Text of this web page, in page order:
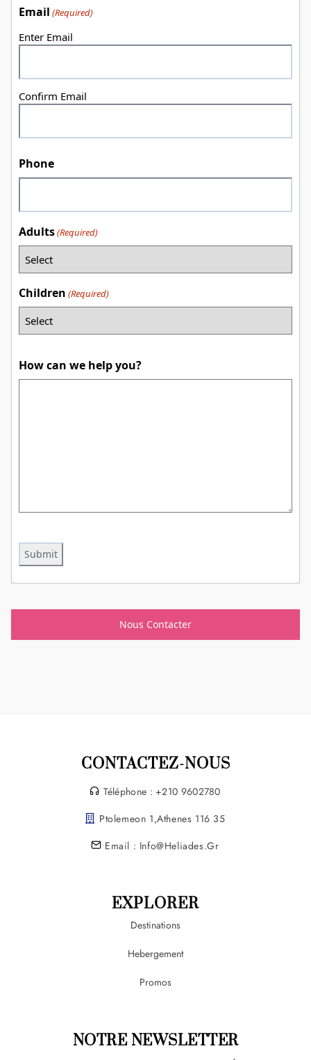
Email (Required)
Enter Email
Confirm Email
Phone
Adults(Required)
Children (Required)
How can we help you?
Nous Contacter
CONTACTEZ-NOUS
Téléphone : +210 9602780
Ptolemeon 1,Athenes 116 35
Email : Info@heliades.gr
EXPLORER
Destinations
Hebergement
Promos
NOTRE NEWSLETTER